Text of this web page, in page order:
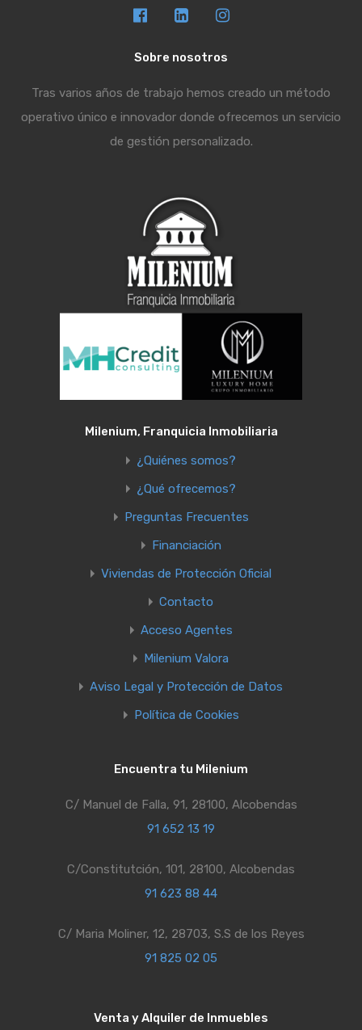
Sobre nosotros
Tras varios años de trabajo hemos creado un método
operativo único e innovador donde ofrecemos un servicio
de gestión personalizado.
Milenium, Franquicia Inmobiliaria
¿Quiénes somos?
¿Qué ofrecemos?
Preguntas Frecuentes
Financiación
Viviendas de Protección Oficial
Contacto
Acceso Agentes
Milenium Valora
Aviso Legal y Protección de Datos
Política de Cookies
Encuentra tu Milenium
C/ Manuel de Falla, 91, 28100, Alcobendas
91 652 13 19
C/Constitutción, 101, 28100, Alcobendas
91 623 88 44
C/ Maria Moliner, 12, 28703, S.S de los Reyes
91 825 02 05
Venta y Alquiler de Inmuebles